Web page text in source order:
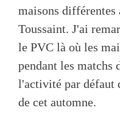
maisons différentes
Toussaint. J'ai
le PVC là où les
pendant les matchs
l'activité par défaut
de cet automne.